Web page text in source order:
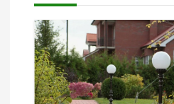
я
п
о